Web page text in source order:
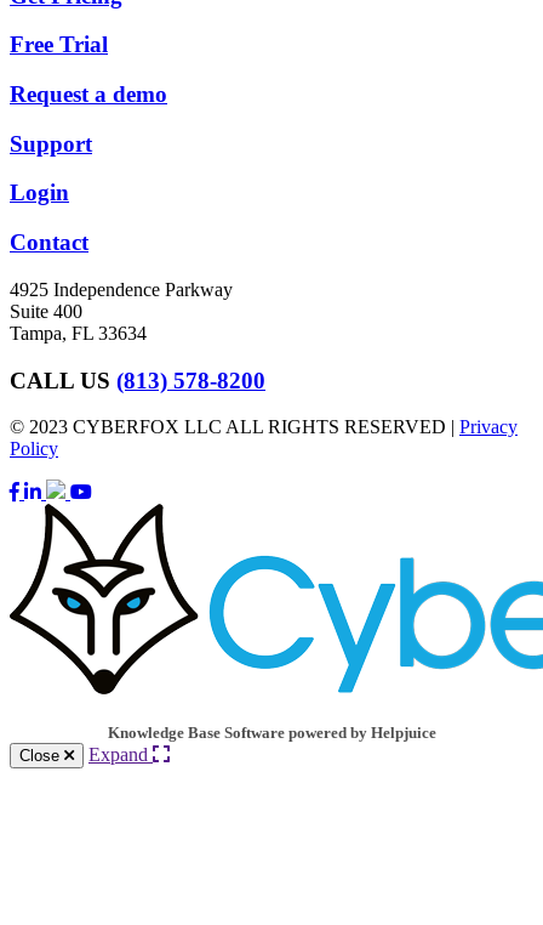
Free Trial
Request a demo
Support
Login
Contact
4925 Independence Parkway
Suite 400
Tampa, FL 33634
CALL US (813) 578-8200
© 2023 CYBERFOX LLC ALL RIGHTS RESERVED | Privacy
Policy
Knowledge Base Software powered by Helpjuice
Close
Expand